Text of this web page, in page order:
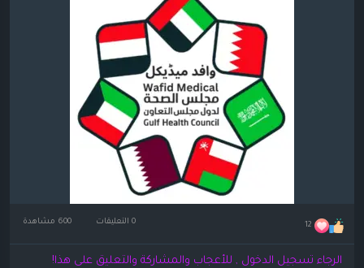
12 0 التعليقات
الرجاء تسجيل الدخول , للأعجاب والمشاركة والتعليق على هذا!